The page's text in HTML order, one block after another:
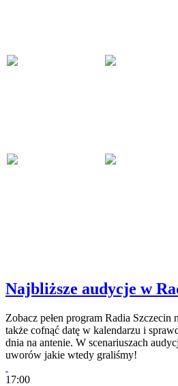
Najbliższe audycje w
Zobacz pełen program Radia Szczecin
także cofnąć datę w kalendarzu i
dnia na antenie. W scenariuszach
uworów jakie wtedy graliśmy!
17:00